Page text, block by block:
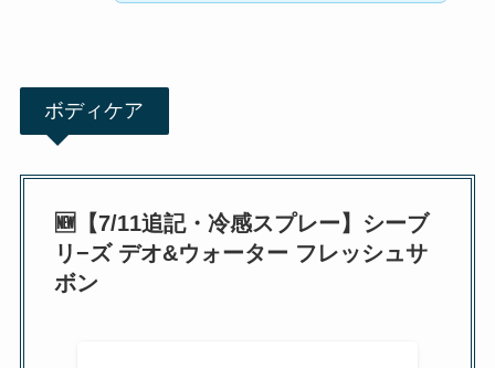
ボディケア
🆕【7/11追記・冷感スプレー】シーブ
リ−ズ デオ&ウォーター フレッシュサ
ボン